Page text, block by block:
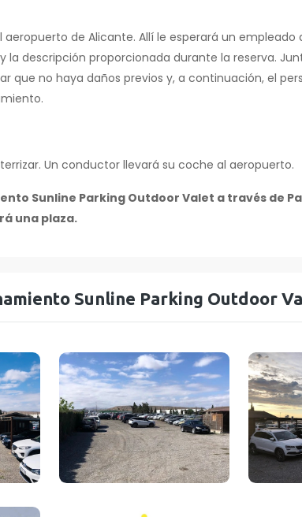
de Alicante. Allí le esperará un empleado
la descripción proporcionada durante la reserva.
que no haya daños previos y, a continuación, el
Un conductor llevará su coche al aeropuerto.
Sunline Parking Outdoor Valet a través de
una plaza.
Sunline Parking Outdoor